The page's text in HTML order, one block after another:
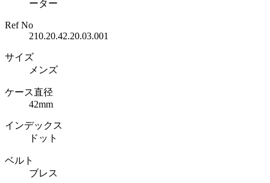
ーター
Ref No
210.20.42.20.03.001
サイズ
メンズ
ケース直径
42mm
インデックス
ドット
ベルト
ブレス